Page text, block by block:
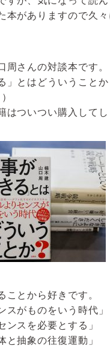
本がありますので久々
周さんの対談本です。
」とはどういうこと
はついつい購入してし
ことから好きです。
スがものをいう時代」
ンスを必要とする」
と抽象の往復運動」